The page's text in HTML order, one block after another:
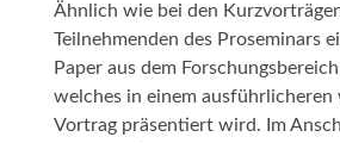
Ähnlich wie bei den
Teilnehmenden des Proseminars
Paper aus dem
welches in einem ausführlicheren
Vortrag präsentiert wird. Im